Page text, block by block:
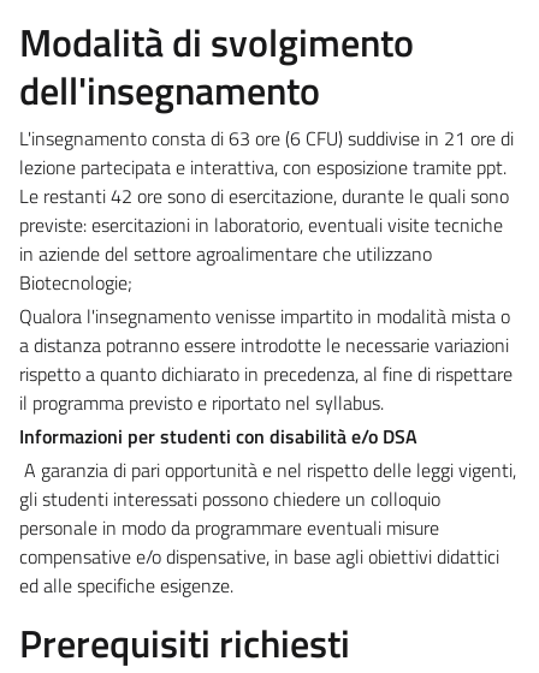
Modalità di svolgimento
dell'insegnamento
L'insegnamento consta di 63 ore (6 CFU) suddivise in 21 ore di
lezione partecipata e interattiva, con esposizione tramite ppt.
Le restanti 42 ore sono di esercitazione, durante le quali sono
previste: esercitazioni in laboratorio, eventuali visite tecniche
in aziende del settore agroalimentare che utilizzano
Biotecnologie;
Qualora l'insegnamento venisse impartito in modalità mista o
a distanza potranno essere introdotte le necessarie variazioni
rispetto a quanto dichiarato in precedenza, al fine di rispettare
il programma previsto e riportato nel syllabus.
Informazioni per studenti con disabilità e/o DSA
A garanzia di pari opportunità e nel rispetto delle leggi vigenti,
gli studenti interessati possono chiedere un colloquio
personale in modo da programmare eventuali misure
compensative e/o dispensative, in base agli obiettivi didattici
ed alle specifiche esigenze.
Prerequisiti richiesti